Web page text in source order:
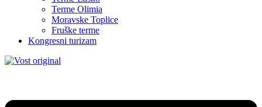
Terme Olimia
Moravske Toplice
Fruške terme
Kongresni turizam